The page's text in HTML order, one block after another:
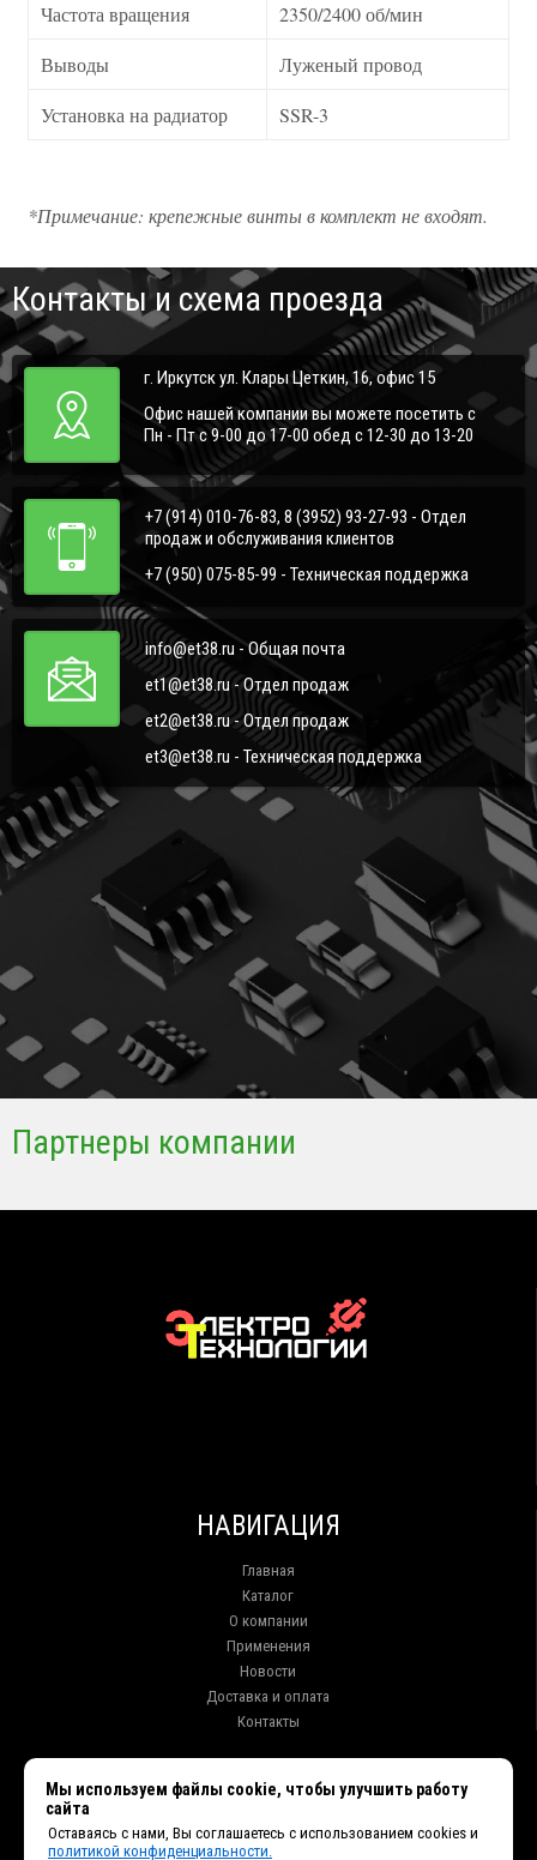
Частота вращения
2350/2400 об/мин
Выводы
Луженый провод
Установка на радиатор
SSR-3
*Примечание: крепежные винты в комплект не входят.
Контакты и схема проезда
г. Иркутск ул. Клары Цеткин, 16, офис 15
Офис нашей компании вы можете посетить с
Пн - Пт с 9-00 до 17-00 обед с 12-30 до 13-20
+7 (914) 010-76-83, 8 (3952) 93-27-93 - Отдел
продаж и обслуживания клиентов
+7 (950) 075-85-99 - Техническая поддержка
info@et38.ru - Общая почта
et1@et38.ru - Отдел продаж
et2@et38.ru - Отдел продаж
et3@et38.ru - Техническая поддержка
Партнеры компании
НАВИГАЦИЯ
Главная
Каталог
О компании
Применения
Новости
Доставка и оплата
Контакты
+7 (914) 010-76-83, 8 (3952) 93-27-93 - Отдел продаж
+7 (950) 075-85-99 - Техническая поддержка
Мы используем файлы cookie, чтобы улучшить работу
сайта
Оставаясь с нами, Вы соглашаетесь с использованием cookies и
политикой конфиденциальности.